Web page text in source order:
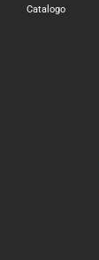
Catalogo